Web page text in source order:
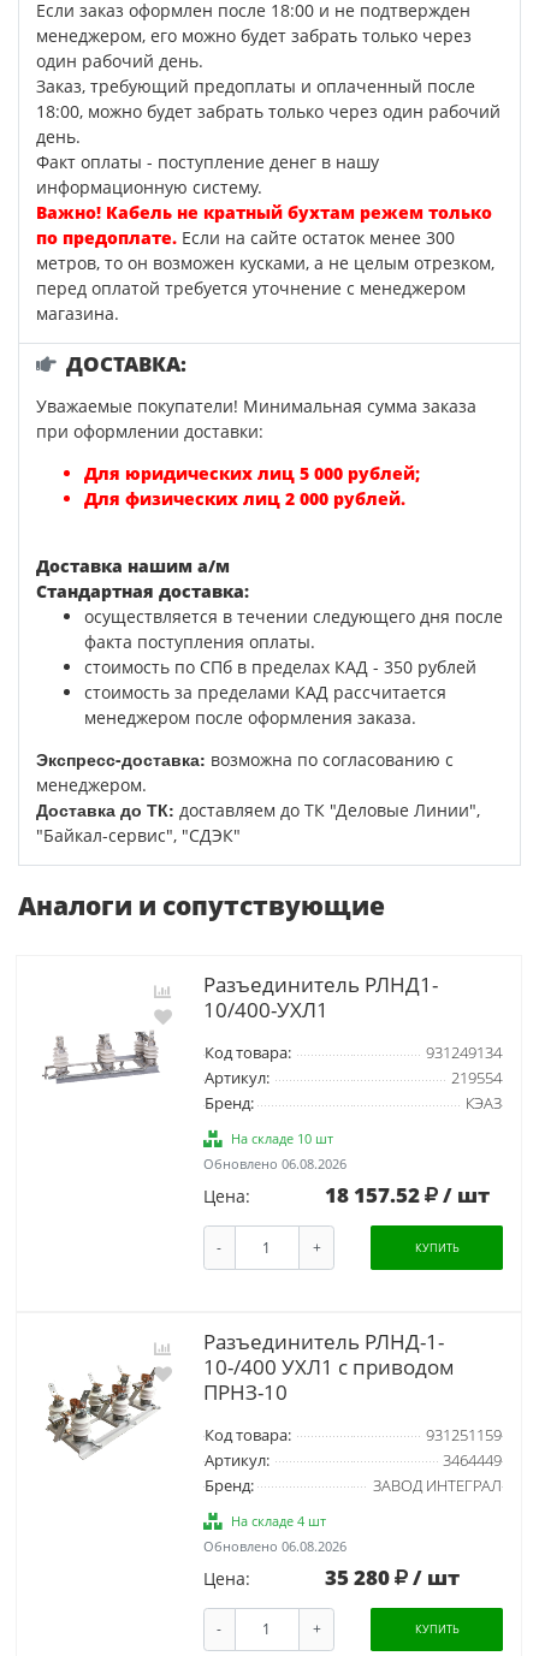
Если заказ оформлен после 18:00 и не подтвержден
менеджером, его можно будет забрать только через
один рабочий день.
Заказ, требующий предоплаты и оплаченный после
18:00, можно будет забрать только через один рабочий
день.
Факт оплаты - поступление денег в нашу
информационную систему.
Важно! Кабель не кратный бухтам режем только
по предоплате. Если на сайте остаток менее 300
метров, то он возможен кусками, а не целым отрезком,
перед оплатой требуется уточнение с менеджером
магазина.
ДОСТАВКА:
Уважаемые покупатели! Минимальная сумма заказа
при оформлении доставки:
Для юридических лиц 5 000 рублей;
Для физических лиц 2 000 рублей.
Доставка нашим а/м
Стандартная доставка:
осуществляется в течении следующего дня после
факта поступления оплаты.
стоимость по СПб в пределах КАД - 350 рублей
стоимость за пределами КАД рассчитается
менеджером после оформления заказа.
Экспресс-доставка: возможна по согласованию с
менеджером.
Доставка до ТК: доставляем до ТК "Деловые Линии",
"Байкал-сервис", "СДЭК"
Аналоги и сопутствующие
Разъединитель РЛНД1-
10/400-УХЛ1
Код товара:
931249134
Артикул:
219554
Бренд:
КЭАЗ
На складе 10 шт
Обновлено 06.08.2026
Цена: 18 157.52 / шт
- + КУПИТЬ
Разъединитель РЛНД-1-
10-/400 УХЛ1 с приводом
ПРНЗ-10
Код товара:
931251159
Артикул:
3464449
Бренд:
ЗАВОД ИНТЕГРАЛ
На складе 4 шт
Обновлено 06.08.2026
Цена: 35 280 / шт
- + КУПИТЬ